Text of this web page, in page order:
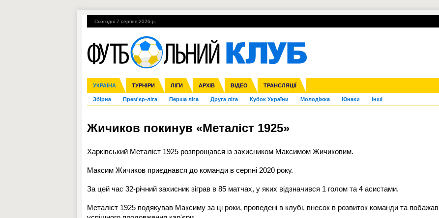
Сьогодні 7 серпня 2026 р.
УКРАЇНА ТУРНІРИ ЛІГИ АРХІВ ВІДЕО ТРАНСЛЯЦІЇ
Збірна Прем'єр-ліга Перша ліга Друга ліга Кубок України Молодіжка Юнаки Інші
Ліга чемпіонів Ліга Європи Міжнародні Ліга націй Ліга конференцій
Англія Іспанія Італія Німеччина Франція Інші
ЧС-2014 ЄВРО-2016 Росія Кубок конфедерацій ЧЄ-2015 (U-21)
Гарячі теми УПЛ, 1-й тур ВІЙНА УПЛ-ПЕРЕХОДИ
Жичиков покинув «Металіст 1925»
Харківський Металіст 1925 розпрощався із захисником Максимом Жичиковим.
Максим Жичиков приєднався до команди в серпні 2020 року.
За цей час 32-річний захисник зіграв в 85 матчах, у яких відзначився 1 голом та 4 асистами.
Металіст 1925 подякував Максиму за ці роки, проведені в клубі, внесок в розвиток команди та побажав